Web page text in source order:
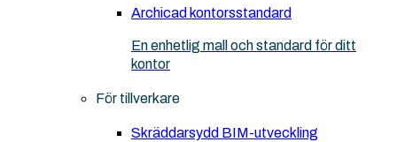
Archicad kontorsstandard
En enhetlig mall och standard för ditt
kontor
För tillverkare
Skräddarsydd BIM-utveckling